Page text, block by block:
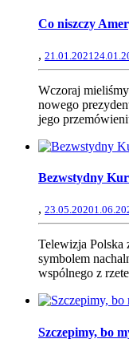
Co niszczy
, 21.01.2021
Wczoraj
nowego
jego
Bezwstydny
, 23.05.2020
Telewizja Polska
symbolem
wspólnego z
Szczepimy, bo